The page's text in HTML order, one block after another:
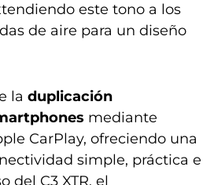
este tono a los
de aire para un diseño
la duplicación
mediante
CarPlay, ofreciendo una
simple, práctica e
del C3 XTR, el